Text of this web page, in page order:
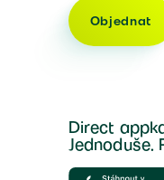
Objednat
Direct
Jednoduše.